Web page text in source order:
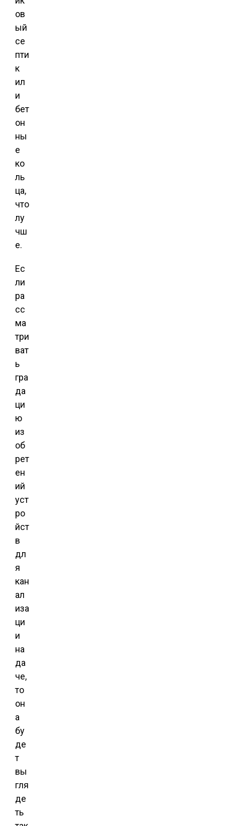
ов
ый
се
пти
к
ил
и
бет
он
ны
е
ко
ль
ца,
что
лу
чш
е.
Ес
ли
ра
сс
ма
три
ват
ь
гра
да
ци
ю
из
об
рет
ен
ий
уст
ро
йст
в
дл
я
кан
ал
иза
ци
и
на
да
че,
то
он
а
бу
де
т
вы
гля
де
ть